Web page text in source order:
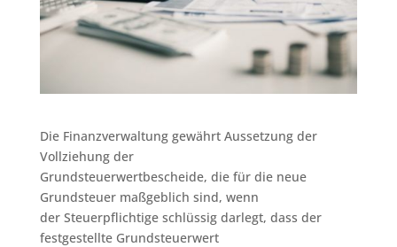
Die Finanzverwaltung gewährt Aussetzung der
Vollziehung der
Grundsteuerwertbescheide, die für die neue
Grundsteuer maßgeblich sind, wenn
der Steuerpflichtige schlüssig darlegt, dass der
festgestellte Grundsteuerwert